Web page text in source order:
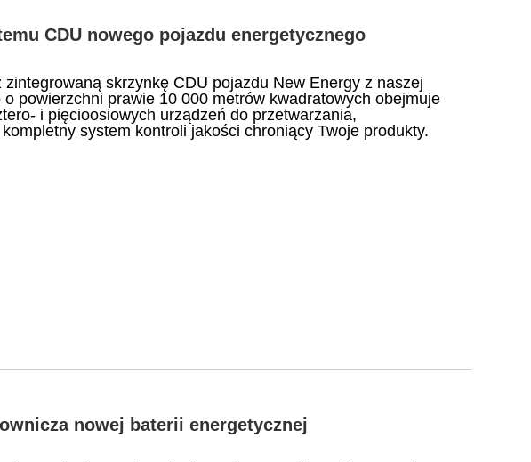
CDU nowego pojazdu energetycznego
skrzynkę CDU pojazdu New Energy z naszej
powierzchni prawie 10 000 metrów kwadratowych obejmuje
i pięcioosiowych urządzeń do przetwarzania,
system kontroli jakości chroniący Twoje produkty.
nowej baterii energetycznej